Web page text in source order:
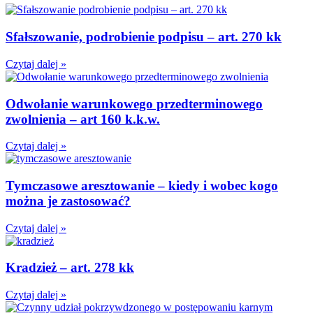
Sfałszowanie, podrobienie podpisu – art. 270 kk
Czytaj dalej »
Odwołanie warunkowego przedterminowego
zwolnienia – art 160 k.k.w.
Czytaj dalej »
Tymczasowe aresztowanie – kiedy i wobec kogo
można je zastosować?
Czytaj dalej »
Kradzież – art. 278 kk
Czytaj dalej »